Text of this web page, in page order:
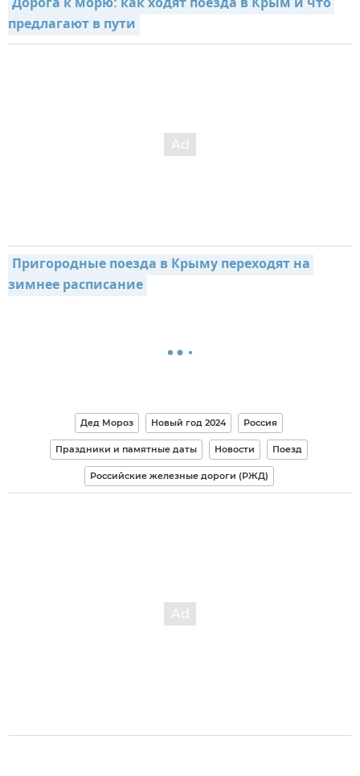
предлагают в пути
Пригородные поезда в Крыму переходят на
зимнее расписание
Дед Мороз Новый год 2024 Россия
Праздники и памятные даты Новости Поезд
Российские железные дороги (РЖД)